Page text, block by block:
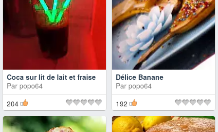
Coca sur lit de lait et fraise
Par popo64
204
Délice Banane
Par popo64
192